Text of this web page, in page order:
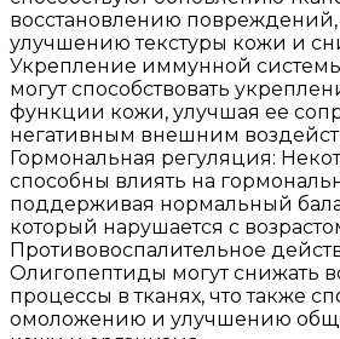
восстановлению повреждений,
улучшению текстуры кожи и
Укрепление иммунной
могут способствовать
функции кожи, улучшая ее
негативным внешним
Гормональная регуляция:
способны влиять на
поддерживая нормальный
который нарушается с
Противовоспалительное
Олигопептиды могут снижать
процессы в тканях, что также
омоложению и улучшению